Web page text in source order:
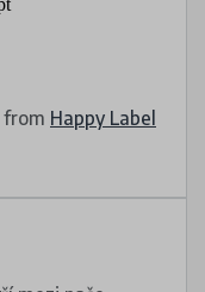
from Happy Label